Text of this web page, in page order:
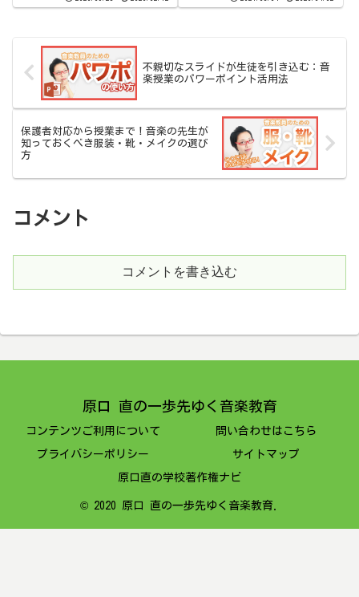
ました。新しい書籍や楽譜の紹介
する教材探しの具体的な方法を詳
不親切なスライドが生徒を引き込む：音
楽授業のパワーポイント活用法
保護者対応から授業まで！音楽の先生が
知っておくべき服装・靴・メイクの選び
方
コメント
コメントを書き込む
原口 直の一歩先ゆく音楽教育
コンテンツご利用について 問い合わせはこちら
プライバシーポリシー サイトマップ
原口直の学校著作権ナビ
© 2020 原口 直の一歩先ゆく音楽教育.